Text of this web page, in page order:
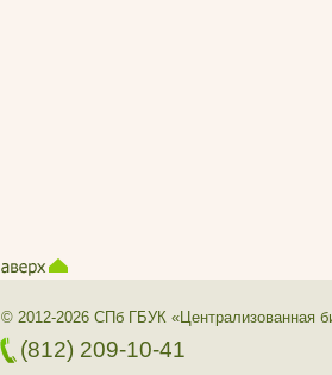
© 2012-2026 СПб ГБУК «Централизованная
(812) 209-10-41